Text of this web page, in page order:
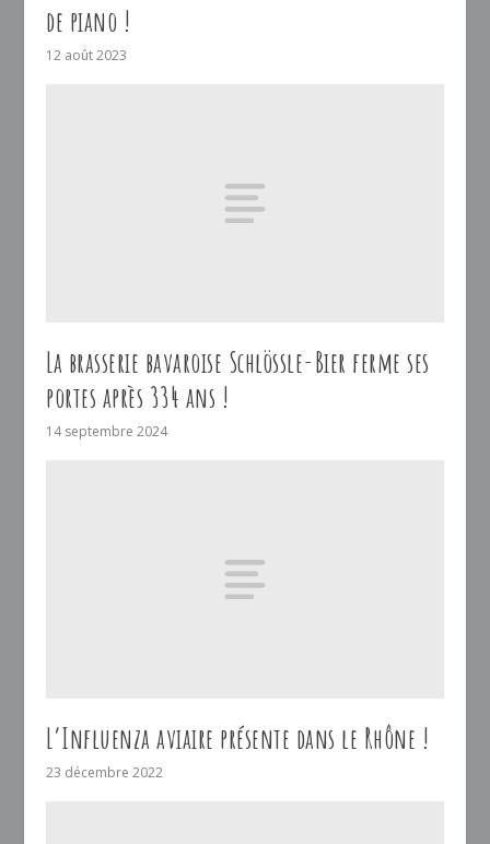
de piano !
12 août 2023
La brasserie bavaroise Schlössle-Bier ferme ses
portes après 334 ans !
14 septembre 2024
L’Influenza aviaire présente dans le Rhône !
23 décembre 2022